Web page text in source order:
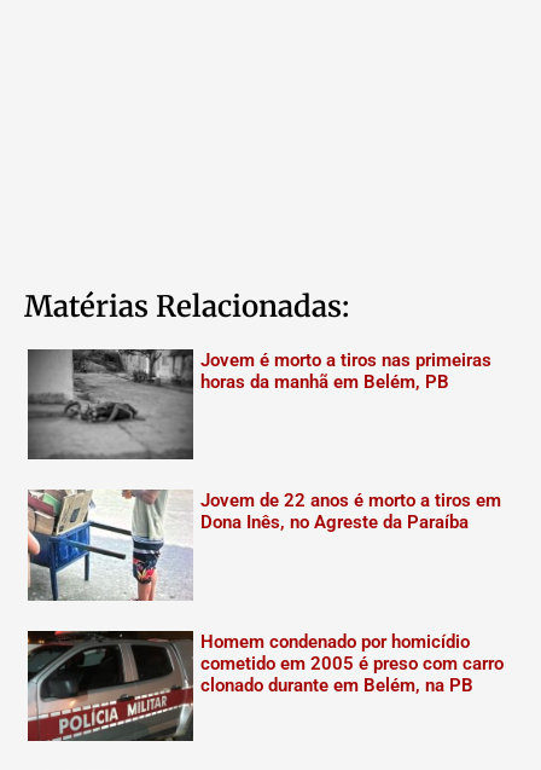
Matérias Relacionadas:
Jovem é morto a tiros nas primeiras
horas da manhã em Belém, PB
Jovem de 22 anos é morto a tiros em
Dona Inês, no Agreste da Paraíba
Homem condenado por homicídio
cometido em 2005 é preso com carro
clonado durante em Belém, na PB